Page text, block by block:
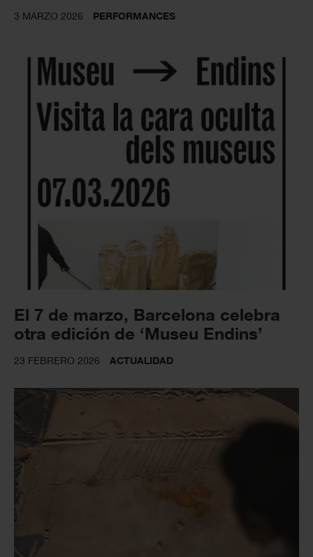
3 MARZO 2026 PERFORMANCES
El 7 de marzo, Barcelona celebra
otra edición de ‘Museu Endins’
23 FEBRERO 2026 ACTUALIDAD